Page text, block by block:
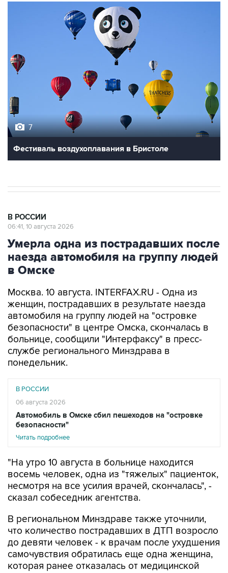
7
Фестиваль воздухоплавания в Бристоле
В РОССИИ
06:41, 10 августа 2026
Умерла одна из пострадавших после
наезда автомобиля на группу людей
в Омске
Москва. 10 августа. INTERFAX.RU - Одна из
женщин, пострадавших в результате наезда
автомобиля на группу людей на "островке
безопасности" в центре Омска, скончалась в
больнице, сообщили "Интерфаксу" в пресс-
службе регионального Минздрава в
понедельник.
В РОССИИ
06 августа 2026
Автомобиль в Омске сбил пешеходов на "островке
безопасности"
Читать подробнее
"На утро 10 августа в больнице находится
восемь человек, одна из "тяжелых" пациенток,
несмотря на все усилия врачей, скончалась", -
сказал собеседник агентства.
В региональном Минздраве также уточнили,
что количество пострадавших в ДТП возросло
до девяти человек - к врачам после ухудшения
самочувствия обратилась еще одна женщина,
которая ранее отказалась от медицинской